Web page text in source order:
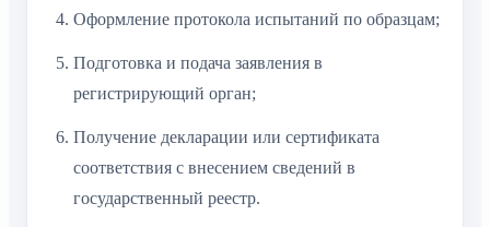
Оформление протокола испытаний по образцам;
Подготовка и подача заявления в
регистрирующий орган;
Получение декларации или сертификата
соответствия с внесением сведений в
государственный реестр.